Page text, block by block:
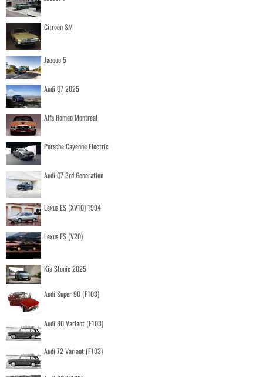
Citroen SM
Jaecoo 5
Audi Q7 2025
Alfa Romeo Montreal
Porsche Cayenne Electric
Audi Q7 3rd Generation
Lexus ES (XV10) 1994
Lexus ES (V20)
Kia Stonic 2025
Audi Super 90 (F103)
Audi 80 Variant (F103)
Audi 72 Variant (F103)